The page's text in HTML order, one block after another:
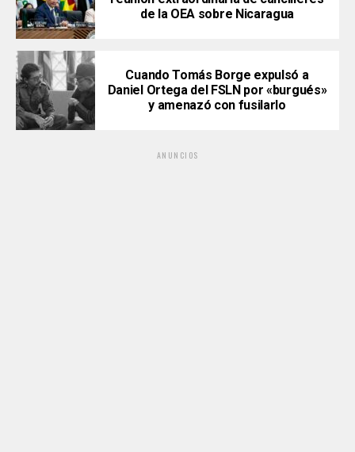
de la OEA sobre Nicaragua
Cuando Tomás Borge expulsó a
Daniel Ortega del FSLN por «burgués»
y amenazó con fusilarlo
ANUNCIOS